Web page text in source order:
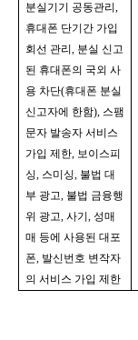
분실기기 공동관리 ,
휴대폰 단기간 가입
회선 관리 , 분실 신고
된 휴대폰의 국외 사
용 차단(휴대폰 분실
신고자에 한함), 스팸
문자 발송자 서비스
가입 제한, 보이스피
싱, 스미싱, 불법 대
부 광고, 불법 금융행
위 광고, 사기 , 성매
매 등에 사용된 대포
폰, 발신번호 변작자
의 서비스 가입 제한